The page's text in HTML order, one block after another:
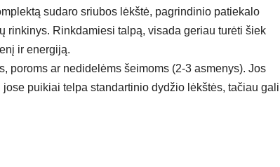
sudaro sriubos lėkštė, pagrindinio patiekalo
rinkinys. Rinkdamiesi talpą, visada geriau turėti šiek
ir energiją.
poroms ar nedidelėms šeimoms (2-3 asmenys). Jos
puikiai telpa standartinio dydžio lėkštės, tačiau gali